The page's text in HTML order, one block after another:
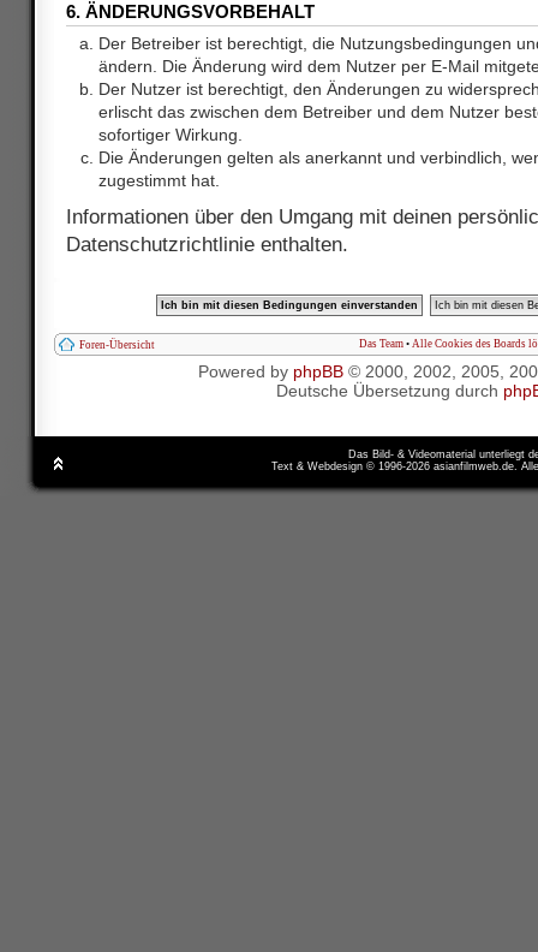
6. ÄNDERUNGSVORBEHALT
Der Betreiber ist berechtigt, die Nutzungsbedingungen
ändern. Die Änderung wird dem Nutzer per E-Mail
Der Nutzer ist berechtigt, den Änderungen zu
erlischt das zwischen dem Betreiber und dem Nutzer
sofortiger Wirkung.
Die Änderungen gelten als anerkannt und verbindlich,
zugestimmt hat.
Informationen über den Umgang mit deinen
Datenschutzrichtlinie enthalten.
Foren-Übersicht Das Team • Alle Cookies des Boards
Powered by phpBB© 2000, 2002, 2005,
Deutsche Übersetzung durch
Das Bild- & Videomaterial unterliegt
Text & Webdesign © 1996-2026 asianfilmweb.de.